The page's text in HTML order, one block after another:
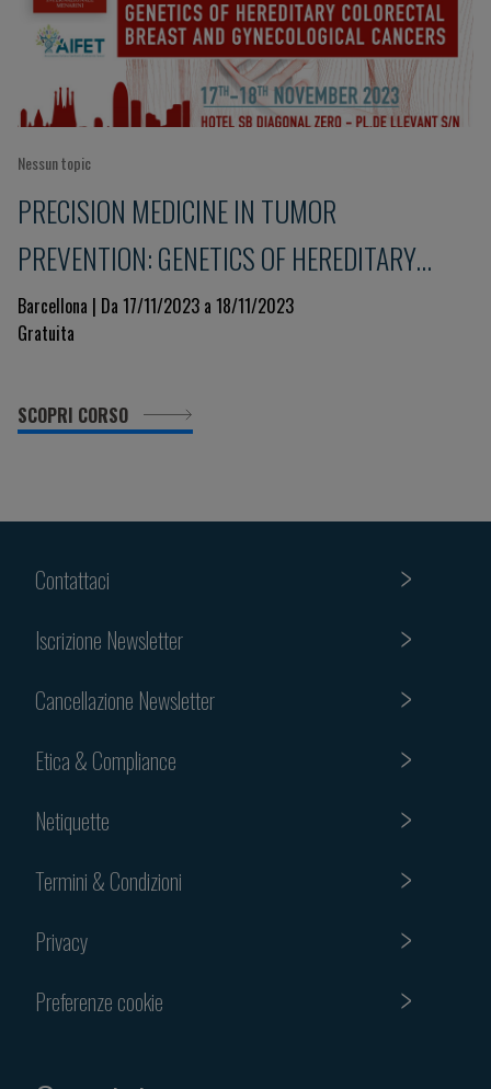
Nessun topic
PRECISION MEDICINE IN TUMOR
PREVENTION: GENETICS OF HEREDITARY
COLORECTAL, BREAST AND GYNECOLOGICAL
CANCERS
Barcellona | Da 17/11/2023 a 18/11/2023
Gratuita
SCOPRI CORSO
Contattaci
Iscrizione Newsletter
Cancellazione Newsletter
Etica & Compliance
Netiquette
Termini & Condizioni
Privacy
Preferenze cookie